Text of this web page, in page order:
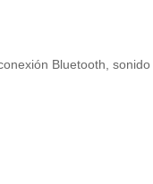
onexión Bluetooth, s